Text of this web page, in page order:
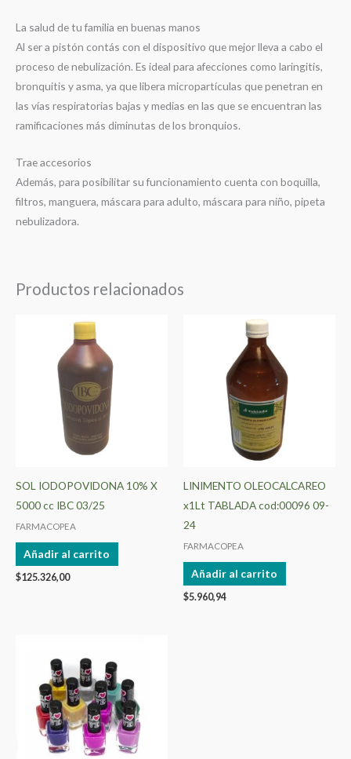
La salud de tu familia en buenas manos
Al ser a pistón contás con el dispositivo que mejor lleva a cabo el
proceso de nebulización. Es ideal para afecciones como laringitis,
bronquitis y asma, ya que libera micropartículas que penetran en
las vías respiratorias bajas y medias en las que se encuentran las
ramificaciones más diminutas de los bronquios.
Trae accesorios
Además, para posibilitar su funcionamiento cuenta con boquilla,
filtros, manguera, máscara para adulto, máscara para niño, pipeta
nebulizadora.
Productos relacionados
SOL IODOPOVIDONA 10% X
5000 cc IBC 03/25
FARMACOPEA
Añadir al carrito
$125.326,00
LINIMENTO OLEOCALCAREO
x1Lt TABLADA cod:00096 09-
24
FARMACOPEA
Añadir al carrito
$5.960,94